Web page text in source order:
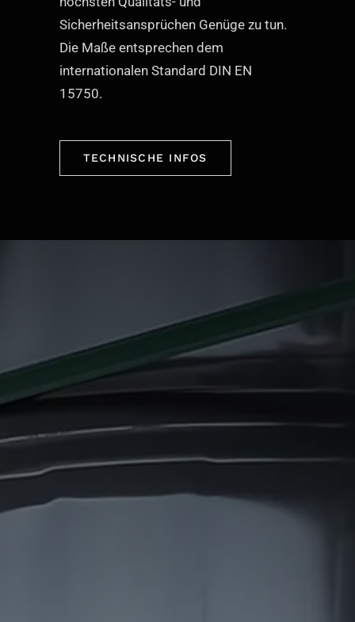
Sicherheitsansprüchen Genüge zu tun.
Die Maße entsprechen dem
internationalen Standard DIN EN
15750.
TECHNISCHE INFOS